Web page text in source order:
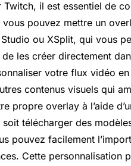
il est essentiel de
pouvez mettre un
ou XSplit, qui vous
les créer directement
votre flux vidéo
contenus visuels qui
propre overlay à l’aide
télécharger des
pouvez facilement
Cette personnalisation